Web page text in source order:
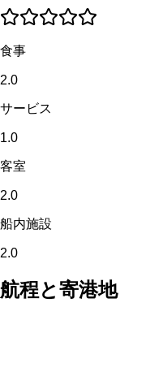
食事
2.0
サービス
1.0
客室
2.0
船内施設
2.0
航程と寄港地